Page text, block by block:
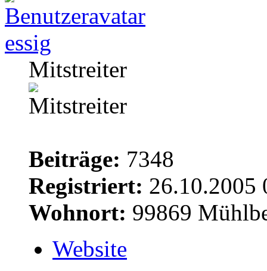
essig
Mitstreiter
Beiträge: 7348
Registriert: 26.10.2005
Wohnort: 99869
Website